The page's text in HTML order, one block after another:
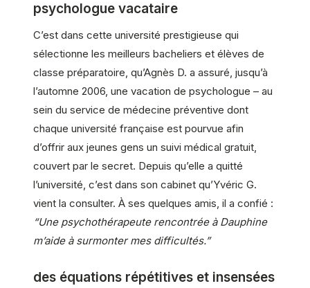
psychologue vacataire
C’est dans cette université prestigieuse qui
sélectionne les meilleurs bacheliers et élèves de
classe préparatoire, qu’Agnès D. a assuré, jusqu’à
l’automne 2006, une vacation de psychologue – au
sein du service de médecine préventive dont
chaque université française est pourvue afin
d’offrir aux jeunes gens un suivi médical gratuit,
couvert par le secret. Depuis qu’elle a quitté
l’université, c’est dans son cabinet qu’Yvéric G.
vient la consulter. À ses quelques amis, il a confié :
“Une psychothérapeute rencontrée à Dauphine
m’aide à surmonter mes difficultés.”
des équations répétitives et insensées